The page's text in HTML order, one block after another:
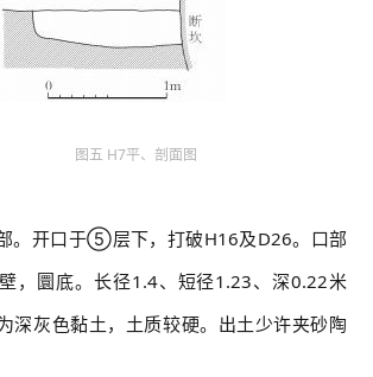
图五 H7平、剖面图
。开口于⑤层下，打破H16及D26。口部
，圜底。长径1.4、短径1.23、深0.22米
深灰色黏土，土质较硬。出土少许夹砂陶